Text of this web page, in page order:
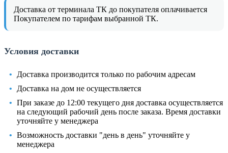
Доставка от терминала ТК до покупателя оплачивается
Покупателем по тарифам выбранной ТК.
Условия доставки
Доставка производится только по рабочим адресам
Доставка на дом не осуществляется
При заказе до 12:00 текущего дня доставка осуществляется
на следующий рабочий день после заказа. Время доставки
уточняйте у менеджера
Возможность доставки "день в день" уточняйте у
менеджера